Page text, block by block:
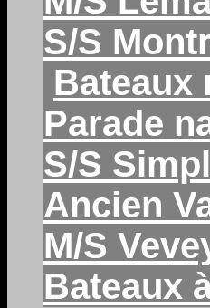
S/S
Bateaux
Parade
S/S
Ancien
M/S
Bateaux